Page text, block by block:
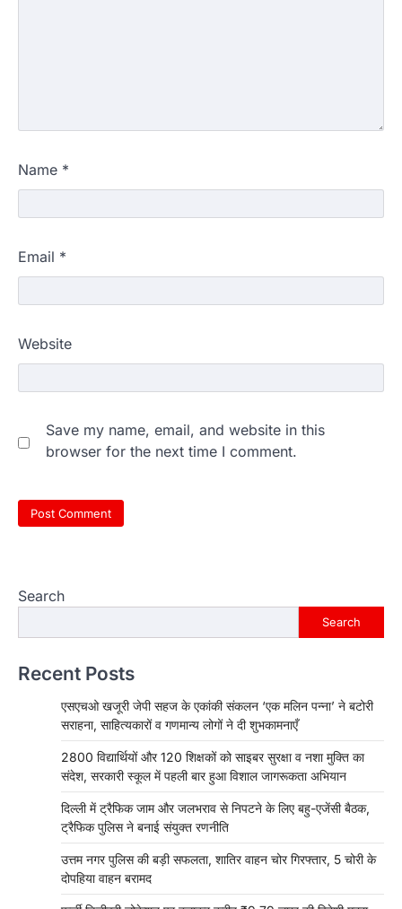
Name *
Email *
Website
Save my name, email, and website in this
browser for the next time I comment.
Search
Search
Recent Posts
एसएचओ खजूरी जेपी सहज के एकांकी संकलन ‘एक मलिन पन्ना’ ने बटोरी
सराहना, साहित्यकारों व गणमान्य लोगों ने दी शुभकामनाएँ
2800 विद्यार्थियों और 120 शिक्षकों को साइबर सुरक्षा व नशा मुक्ति का
संदेश, सरकारी स्कूल में पहली बार हुआ विशाल जागरूकता अभियान
दिल्ली में ट्रैफिक जाम और जलभराव से निपटने के लिए बहु-एजेंसी बैठक,
ट्रैफिक पुलिस ने बनाई संयुक्त रणनीति
उत्तम नगर पुलिस की बड़ी सफलता, शातिर वाहन चोर गिरफ्तार, 5 चोरी के
दोपहिया वाहन बरामद